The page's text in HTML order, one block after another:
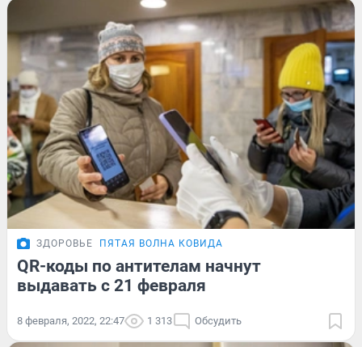
ЗДОРОВЬЕ ПЯТАЯ ВОЛНА КОВИДА
QR-коды по антителам начнут
выдавать с 21 февраля
8 февраля, 2022, 22:47 1 313 Обсудить